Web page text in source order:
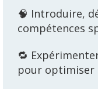
🧠 Introduire,
compétences
🔁
pour optimiser